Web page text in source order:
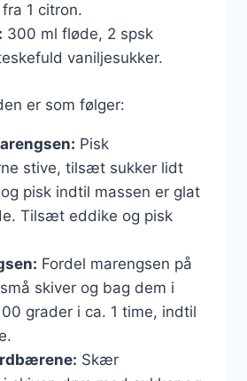
1 citron.
300 ml fløde, 2 spsk
vaniljesukker.
er som følger:
Pisk
stive, tilsæt sukker lidt
pisk indtil massen er glat
Tilsæt eddike og pisk
Fordel marengsen på
skiver og bag dem i
grader i ca. 1 time, indtil
Skær